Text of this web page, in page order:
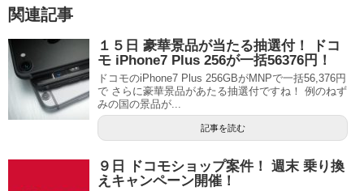
関連記事
１５日 豪華景品が当たる抽選付！ ドコ
モ iPhone7 Plus 256が一括56376円！
ドコモのiPhone7 Plus 256GBがMNPで一括56,376円
で さらに豪華景品があたる抽選付ですね！ 例のねず
みの国の景品が...
記事を読む
９日 ドコモショップ案件！ 週末 乗り換
えキャンペーン開催！